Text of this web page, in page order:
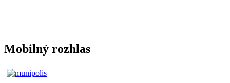
Mobilný rozhlas